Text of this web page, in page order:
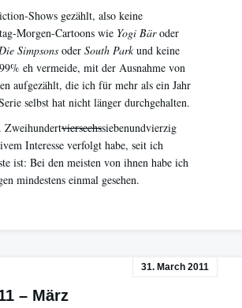
Shows gezählt, also keine
Morgen-Cartoons wie Yogi Bäroder
Simpsons oder South Parkund keine
eh vermeide, mit der Ausnahme von
aufgezählt, die ich für mehr als ein Jahr
selbst hat nicht länger durchgehalten.
Zweihundertviersechssiebenundvierzig
Interesse verfolgt habe, seit ich
ist: Bei den meisten von ihnen habe ich
mindestens einmal gesehen.
31. March 2011
– März